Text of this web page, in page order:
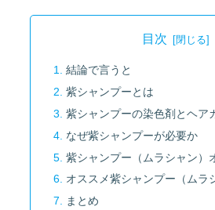
目次
結論で言うと
紫シャンプーとは
紫シャンプーの染色剤とヘア
なぜ紫シャンプーが必要か
紫シャンプー（ムラシャン）
オススメ紫シャンプー（ムラ
まとめ